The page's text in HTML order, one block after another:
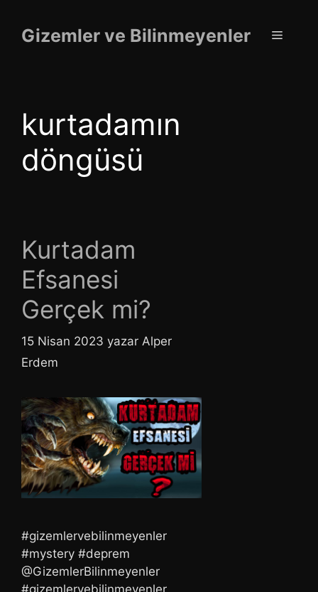
Gizemler ve Bilinmeyenler Menü
kurtadamın
döngüsü
Kurtadam
Efsanesi
Gerçek mi?
15 Nisan 2023 yazar Alper
Erdem
#gizemlervebilinmeyenler
#mystery #deprem ​
@GizemlerBilinmeyenler